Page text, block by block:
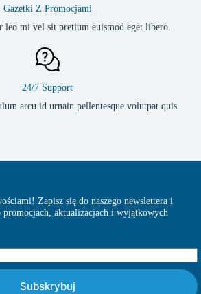
Gazetki Z Promocjami
leo mi vel sit pretium euismod eget libero.
24/7 Support
arcu id urnain pellentesque volutpat quis.
Zapisz się do naszego newslettera i
aktualizacjach i wyjątkowych
Subskrybuj